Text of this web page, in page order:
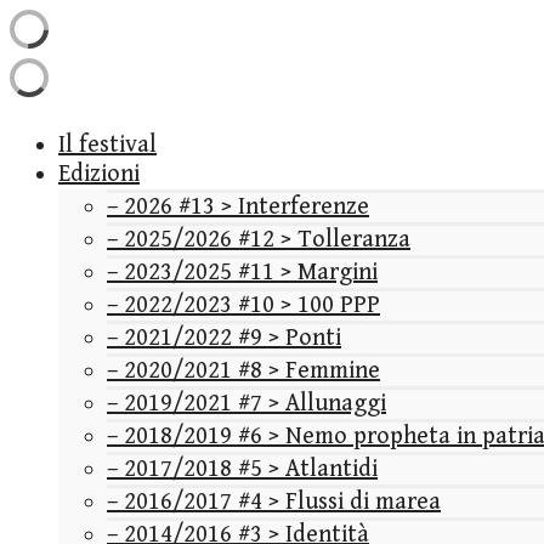
Il festival
Edizioni
– 2026 #13 > Interferenze
– 2025/2026 #12 > Tolleranza
– 2023/2025 #11 > Margini
– 2022/2023 #10 > 100 PPP
– 2021/2022 #9 > Ponti
– 2020/2021 #8 > Femmine
– 2019/2021 #7 > Allunaggi
– 2018/2019 #6 > Nemo propheta in patria
– 2017/2018 #5 > Atlantidi
– 2016/2017 #4 > Flussi di marea
– 2014/2016 #3 > Identità